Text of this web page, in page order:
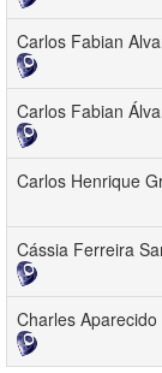
Carlos Fabian
Carlos Fabian
Carlos Henrique
Cássia Ferreira
Charles